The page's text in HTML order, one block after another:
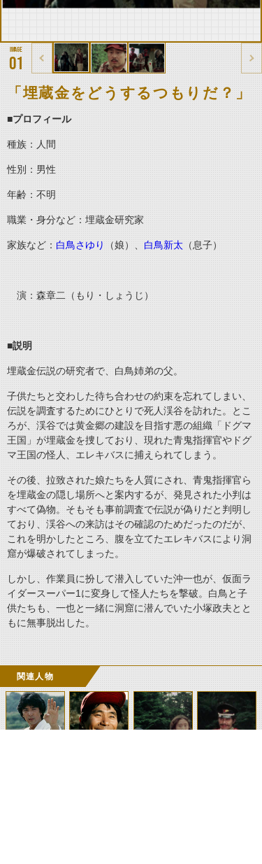
01
「埋蔵金をどうするつもりだ？」
■プロフィール
種族：人間
性別：男性
年齢：不明
職業・身分など：埋蔵金研究家
家族など： 白鳥さゆり （娘）、 白鳥新太 （息子）
演：森章二（もり・しょうじ）
■説明
埋蔵金伝説の研究者で、白鳥姉弟の父。
子供たちと交わした待ち合わせの約束を忘れてしまい、
伝説を調査するためにひとりで死人渓谷を訪れた。とこ
ろが、渓谷では黄金郷の建設を目指す悪の組織「ドグマ
王国」が埋蔵金を捜しており、現れた青鬼指揮官やドグ
マ王国の怪人、エレキバスに捕えられてしまう。
その後、拉致された娘たちを人質にされ、青鬼指揮官ら
を埋蔵金の隠し場所へと案内するが、発見された小判は
すべて偽物。そもそも事前調査で伝説が偽りだと判明し
ており、渓谷への来訪はその確認のためだったのだが、
これを明かしたところ、腹を立てたエレキバスにより洞
窟が爆破されてしまった。
しかし、作業員に扮して潜入していた沖一也が、仮面ラ
イダースーパー1に変身して怪人たちを撃破。白鳥と子
供たちも、一也と一緒に洞窟に潜んでいた小塚政夫とと
もに無事脱出した。
関連人物